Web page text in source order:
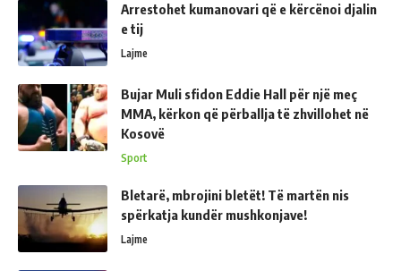
Arrestohet kumanovari që e kërcënoi djalin
e tij
Lajme
Bujar Muli sfidon Eddie Hall për një meç
MMA, kërkon që përballja të zhvillohet në
Kosovë
Sport
Bletarë, mbrojini bletët! Të martën nis
spërkatja kundër mushkonjave!
Lajme